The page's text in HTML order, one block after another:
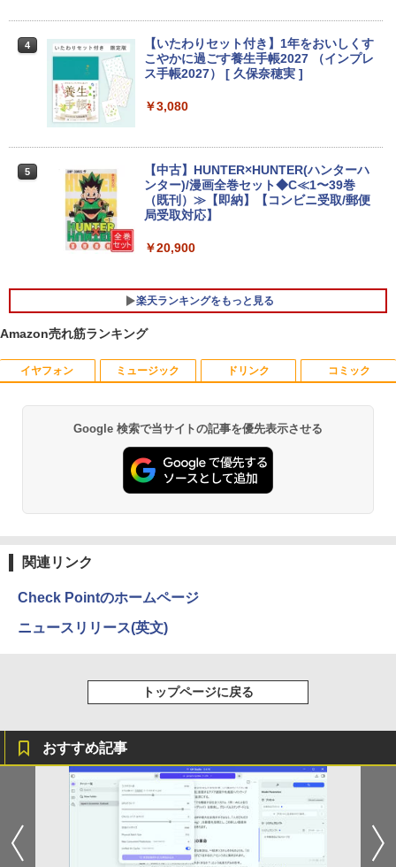
ン】 【3年保証】東芝 TOSHIBA DYNAB
OOK DYNABOOK B65/DN SSD256GB
メモリ8GB Core i5 Windows 11 Pro 中
古 アウトレット 返品 送料無料 中古ノー
トパソコン 中古パソコン ノートパソコン
ノート ノートPC OFFICE付き
超得2,000円OFF&P2倍｜レッツノート｜
Microsoft office 2019 H&B付き｜中古
ノートパソコン Windows11 office付｜
メモリ8GB SSD256GB｜Panasonic Le
t's note｜中古ノートパソコン 軽量 薄型
ズ｜パソコン｜中古パソコン｜中古PC
5
MS Office 2024 H&B 搭載｜中古ノート
DELL Latitude 3500｜中古パソコン 中
テンキー WEBカメラ Bluetooth HDMI
タイプC｜Word Excel PowerPoint
HP ProOne 600 G6 AIO 21.5インチ 第1
0世代 Core i5 メモリ16GB Nvme M.2 S
SD 512GB Office付き Webカメラ WiFi
Type-C Windows11 一体型 中古パソコ
￥48,800
4
Win11搭載 デスクトップパソコン一体型
デスクトップ新品 Office付き 24型フルH
D液晶一体型 デスクトップパソコン Core
i7 3615MQ メモリ16GB SSD512GB US
B 3.0 無線搭載 初心者向け 初期設定済み
テレワーク応援 在宅勤務
￥52,999
ソフトオフィス2024付き microsoft offi
ce付き 中古パソコン 中古 デスクトップ
Pro NEC Mate MKH29B-9 Core i7 16G
￥84,000
D 液晶ディスプレイ 修理交換用液晶パネ
ル
￥10,000
還元！】PCモニター 液晶ディスプレイ 2
4インチ VA FHD 1080P フルHD 非光沢
ディスプレイ（100Hz/VGA/HDMI1.4 ブ
ルーライト軽減 フリッカーレス VESA対
応 Adaptive Sync対応 4000:1コントラ
スト チルト調節可 PCモニター KTC H24
5
液晶ディスプレイ 23インチ ディスプレ
モニター ゲーミングモニター PCモニタ
ー 23.8 1920×1080 HDMI D-Sub ブラッ
￥11,480
4
【いたわりセット付き】1年をおいしくす
こやかに過ごす養生手帳2027 （インプレ
ス手帳2027） [ 久保奈穂実 ]
￥3,080
5
【中古】HUNTER×HUNTER(ハンターハ
ンター)/漫画全巻セット◆C≪1〜39巻
（既刊）≫【即納】【コンビニ受取/郵便
局受取対応】
￥20,900
楽天ランキングをもっと見る
Amazon売れ筋ランキング
イヤフォン
Anker Soundcore P40i オフホワイト
￥7,990
￥14,990
【2026年アップグレード版】AOKIMI ワイヤ
レスイヤホン bluetooth イヤホン V12 小型
軽量 ブルートゥースHi-Fi 最大36時間再生 ぶ
るーとゅーす コードレス ENCノイズキャン
セリング 自動ペアリング Type-C充電 マイク
付き 防水 タッチ式音量調整 スポーツ/通勤/通
学/WEB会議(ホワイト)
ミュージック
BRUCE WAYNE feat. Flo Milli, ATL Jacob
[Explicit]
￥250
￥250
￥250
On My Road (Stadium ver.)
￥250
ドリンク
by Amazon 天然水 ラベルレス 500ml ×24本
富士山の天然水 バナジウム含有 水 ミネラル
ウォーター ペットボトル 静岡県産 500ミリリ
ットル (Smart Basic)
￥1,380
￥1,117
by Amazon 炭酸水 ラベルレス 500ml ×24本
強炭酸水 ペットボトル 500ミリリットル (Sm
art Basic)
￥1,625
コミック
薬屋のひとりごと 17巻 (デジタル版ビッグガ
ンガンコミックス)
￥770
￥832
￥594
HUNTER×HUNTER モノクロ版 39 (ジャンプ
コミックスDIGITAL)
￥572
Google 検索で当サイトの記事を優先表示させる
関連リンク
Check Pointのホームページ
ニュースリリース(英文)
トップページに戻る
おすすめ記事